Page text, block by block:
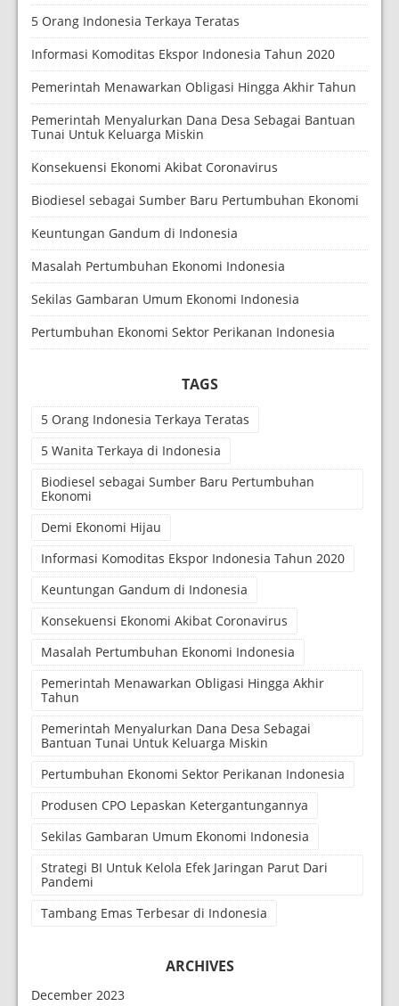
5 Orang Indonesia Terkaya Teratas
Informasi Komoditas Ekspor Indonesia Tahun 2020
Pemerintah Menawarkan Obligasi Hingga Akhir Tahun
Pemerintah Menyalurkan Dana Desa Sebagai Bantuan
Tunai Untuk Keluarga Miskin
Konsekuensi Ekonomi Akibat Coronavirus
Biodiesel sebagai Sumber Baru Pertumbuhan Ekonomi
Keuntungan Gandum di Indonesia
Masalah Pertumbuhan Ekonomi Indonesia
Sekilas Gambaran Umum Ekonomi Indonesia
Pertumbuhan Ekonomi Sektor Perikanan Indonesia
TAGS
5 Orang Indonesia Terkaya Teratas
5 Wanita Terkaya di Indonesia
Biodiesel sebagai Sumber Baru Pertumbuhan
Ekonomi
Demi Ekonomi Hijau
Informasi Komoditas Ekspor Indonesia Tahun 2020
Keuntungan Gandum di Indonesia
Konsekuensi Ekonomi Akibat Coronavirus
Masalah Pertumbuhan Ekonomi Indonesia
Pemerintah Menawarkan Obligasi Hingga Akhir
Tahun
Pemerintah Menyalurkan Dana Desa Sebagai
Bantuan Tunai Untuk Keluarga Miskin
Pertumbuhan Ekonomi Sektor Perikanan Indonesia
Produsen CPO Lepaskan Ketergantungannya
Sekilas Gambaran Umum Ekonomi Indonesia
Strategi BI Untuk Kelola Efek Jaringan Parut Dari
Pandemi
Tambang Emas Terbesar di Indonesia
ARCHIVES
December 2023